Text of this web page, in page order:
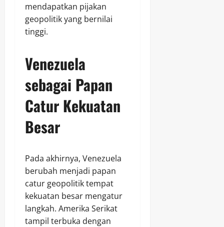
mendapatkan pijakan
geopolitik yang bernilai
tinggi.
Venezuela
sebagai Papan
Catur Kekuatan
Besar
Pada akhirnya, Venezuela
berubah menjadi papan
catur geopolitik tempat
kekuatan besar mengatur
langkah. Amerika Serikat
tampil terbuka dengan